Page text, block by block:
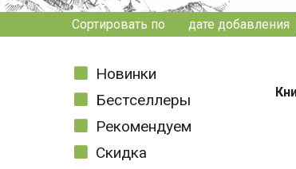
Сортировать по дате добавления
Новинки
Бестселлеры
Рекомендуем
Скидка